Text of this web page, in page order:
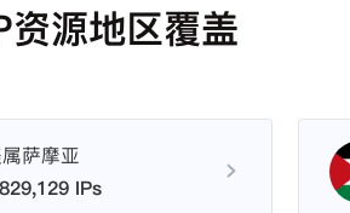
资源地区覆盖
萨摩亚
IPs